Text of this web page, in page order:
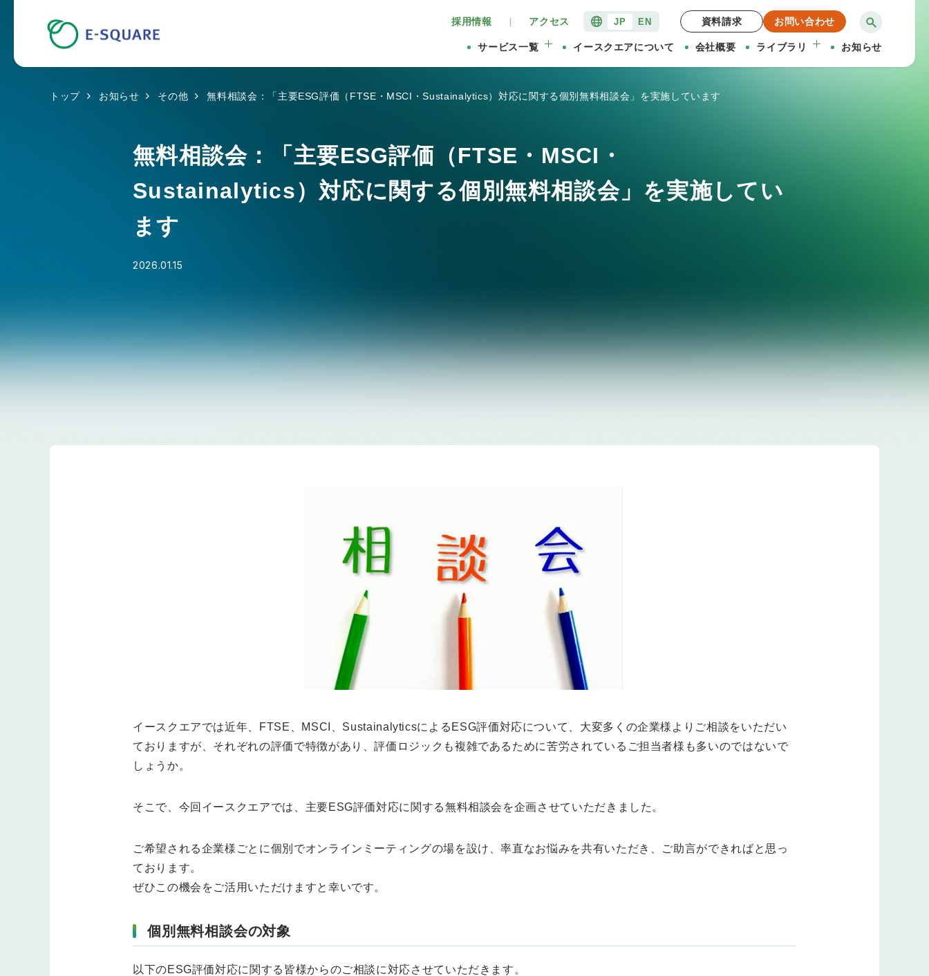
JP EN
サービス一覧 イースクエアについて 会社概要 ライブラリ お知らせ
採用情報 アクセス 資料請求 お問い合わせ
トップ お知らせ その他 無料相談会：「主要ESG評価（FTSE・MSCI・Sustainalytics）対応に関する個別無料相談会」を実施しています
無料相談会：「主要ESG評価（FTSE・MSCI・
Sustainalytics）対応に関する個別無料相談会」を実施してい
ます
2026.01.15
イースクエアでは近年、FTSE、MSCI、SustainalyticsによるESG評価対応について、大変多くの企業様よりご相談をいただい
ておりますが、それぞれの評価で特徴があり、評価ロジックも複雑であるために苦労されているご担当者様も多いのではないで
しょうか。
そこで、今回イースクエアでは、主要ESG評価対応に関する無料相談会を企画させていただきました。
ご希望される企業様ごとに個別でオンラインミーティングの場を設け、率直なお悩みを共有いただき、ご助言ができればと思っ
ております。
ぜひこの機会をご活用いただけますと幸いです。
個別無料相談会の対象
以下のESG評価対応に関する皆様からのご相談に対応させていただきます。